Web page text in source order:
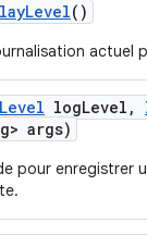
Level()
actuel
Level logLevel ,
args)
pour enregistrer